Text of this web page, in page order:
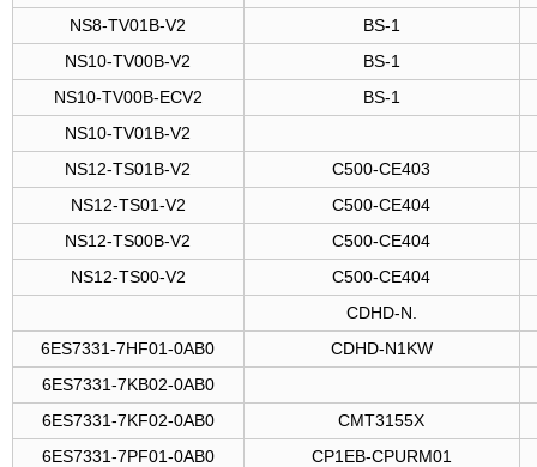
NS8-TV01B-V2
BS-1
NS10-TV00B-V2
BS-1
NS10-TV00B-ECV2
BS-1
NS10-TV01B-V2
NS12-TS01B-V2
C500-CE403
NS12-TS01-V2
C500-CE404
NS12-TS00B-V2
C500-CE404
NS12-TS00-V2
C500-CE404
CDHD-N.
6ES7331-7HF01-0AB0
CDHD-N1KW
6ES7331-7KB02-0AB0
6ES7331-7KF02-0AB0
CMT3155X
6ES7331-7PF01-0AB0
CP1EB-CPURM01